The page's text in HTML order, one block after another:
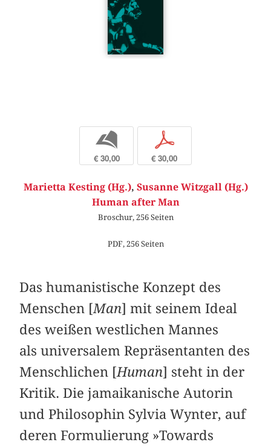
b
€ 30,00
p
€ 30,00
Marietta Kesting (Hg.), Susanne Witzgall (Hg.)
Human after Man
Broschur, 256 Seiten
PDF, 256 Seiten
Das humanistische Konzept des
Menschen [Man] mit seinem Ideal
des weißen westlichen Mannes
als universalem Repräsentanten des
Menschlichen [Human] steht in der
Kritik. Die jamaikanische Autorin
und Philosophin Sylvia Wynter, auf
deren Formulierung »Towards